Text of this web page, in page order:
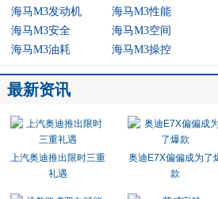
· 海马M3发动机 · 海马M3性能
· 海马M3安全 · 海马M3空间
· 海马M3油耗 · 海马M3操控
最新资讯
上汽奥迪推出限时三重
礼遇
奥迪E7X偏偏成为了
款